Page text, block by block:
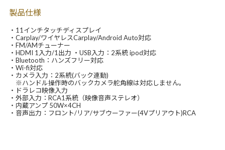
製品仕様
・11インチタッチディスプレイ
・Carplay/ワイヤレスCarplay/Android Auto対応
・FM/AMチューナー
・HDMI 1入力/1出力 ・USB入力：2系統 ipod対応
・Bluetooth：ハンズフリー対応
・Wi-fi対応
・カメラ入力：2系統(バック連動)
※ハンドル操作時のバックカメラ舵角線は対応しません。
・ドラレコ映像入力
・外部入力：RCA1系統（映像音声ステレオ）
・内蔵アンプ 50W×4CH
・音声出力：フロント/リア/サブウーファー(4Vプリアウト)RCA